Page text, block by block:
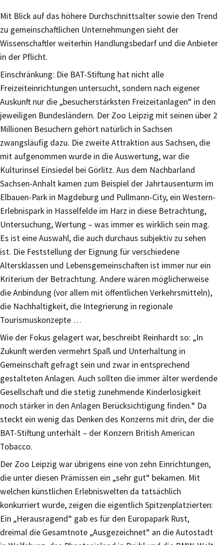
Mit Blick auf das höhere Durchschnittsalter sowie den Trend
zu gemeinschaftlichen Unternehmungen sieht der
Wissenschaftler weiterhin Handlungsbedarf und die Anbieter
in der Pflicht.
Einschränkung: Die BAT-Stiftung hat nicht alle
Freizeiteinrichtungen untersucht, sondern nach eigener
Auskunft nur die „besucherstärksten Freizeitanlagen“ in den
jeweiligen Bundesländern. Der Zoo Leipzig mit seinen über 2
Millionen Besuchern gehört natürlich in Sachsen
zwangsläufig dazu. Die zweite Attraktion aus Sachsen, die
mit aufgenommen wurde in die Auswertung, war die
Kulturinsel Einsiedel bei Görlitz. Aus dem Nachbarland
Sachsen-Anhalt kamen zum Beispiel der Jahrtausenturm im
Elbauen-Park in Magdeburg und Pullmann-City, ein Western-
Erlebnispark in Hasselfelde im Harz in diese Betrachtung,
Untersuchung, Wertung – was immer es wirklich sein mag.
Es ist eine Auswahl, die auch durchaus subjektiv zu sehen
ist. Die Feststellung der Eignung für verschiedene
Altersklassen und Lebensgemeinschaften ist immer nur ein
Kriterium der Betrachtung. Andere wären möglicherweise
die Anbindung (vor allem mit öffentlichen Verkehrsmitteln),
die Nachhaltigkeit, die Integrierung in regionale
Tourismuskonzepte …
Wie der Fokus gelagert war, beschreibt Reinhardt so: „In
Zukunft werden vermehrt Spaß und Unterhaltung in
Gemeinschaft gefragt sein und zwar in entsprechend
gestalteten Anlagen. Auch sollten die immer älter werdende
Gesellschaft und die stetig zunehmende Kinderlosigkeit
noch stärker in den Anlagen Berücksichtigung finden.“ Da
steckt ein wenig das Denken des Konzerns mit drin, der die
BAT-Stiftung unterhält – der Konzern British American
Tobacco.
Der Zoo Leipzig war übrigens eine von zehn Einrichtungen,
die unter diesen Prämissen ein „sehr gut“ bekamen. Mit
welchen künstlichen Erlebniswelten da tatsächlich
konkurriert wurde, zeigen die eigentlich Spitzenplatzierten:
Ein „Herausragend“ gab es für den Europapark Rust,
dreimal die Gesamtnote „Ausgezeichnet“ an die Autostadt